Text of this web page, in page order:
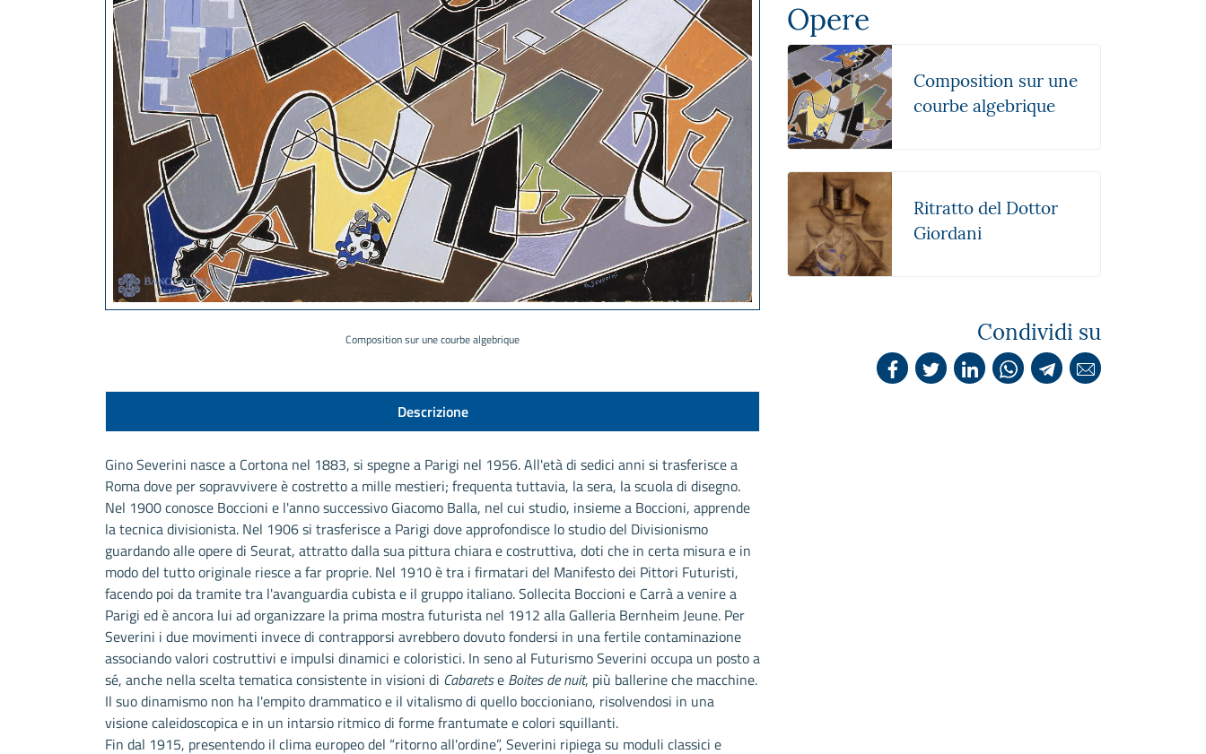
Composition sur une courbe algebrique
Descrizione
Gino Severini nasce a Cortona nel 1883, si spegne a Parigi nel 1956. All'età di sedici anni si trasferisce a
Roma dove per sopravvivere è costretto a mille mestieri; frequenta tuttavia, la sera, la scuola di disegno.
Nel 1900 conosce Boccioni e l'anno successivo Giacomo Balla, nel cui studio, insieme a Boccioni, apprende
la tecnica divisionista. Nel 1906 si trasferisce a Parigi dove approfondisce lo studio del Divisionismo
guardando alle opere di Seurat, attratto dalla sua pittura chiara e costruttiva, doti che in certa misura e in
modo del tutto originale riesce a far proprie. Nel 1910 è tra i firmatari del Manifesto dei Pittori Futuristi,
facendo poi da tramite tra l'avanguardia cubista e il gruppo italiano. Sollecita Boccioni e Carrà a venire a
Parigi ed è ancora lui ad organizzare la prima mostra futurista nel 1912 alla Galleria Bernheim Jeune. Per
Severini i due movimenti invece di contrapporsi avrebbero dovuto fondersi in una fertile contaminazione
associando valori costruttivi e impulsi dinamici e coloristici. In seno al Futurismo Severini occupa un posto a
sé, anche nella scelta tematica consistente in visioni di Cabaretse Boites de nuit, più ballerine che macchine.
Il suo dinamismo non ha l'empito drammatico e il vitalismo di quello boccioniano, risolvendosi in una
visione caleidoscopica e in un intarsio ritmico di forme frantumate e colori squillanti.
Fin dal 1915, presentendo il clima europeo del “ritorno all'ordine”, Severini ripiega su moduli classici e
Opere
Composition sur une
courbe algebrique
Ritratto del Dottor
Giordani
Condividi su